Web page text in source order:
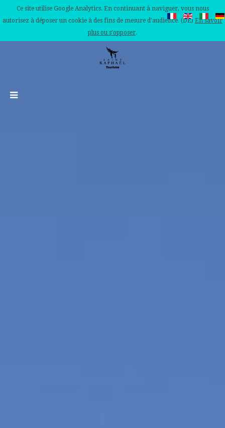
Ce site utilise Google Analytics. En continuant à naviguer, vous nous
autorisez à déposer un cookie à des fins de mesure d'audience. (DE) En savoir
plus ou s'opposer.